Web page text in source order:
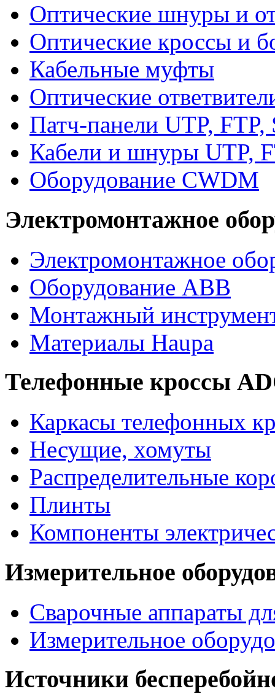
Оптические шнуры и
Оптические кроссы и
Кабельные муфты
Оптические
Патч-панели UTP, FTP,
Кабели и шнуры UTP,
Оборудование CWDM
Электромонтажное
Электромонтажное
Оборудование ABB
Монтажный
Материалы Haupa
Телефонные кроссы
Каркасы телефонных
Несущие, хомуты
Распределительные
Плинты
Компоненты
Измерительное
Сварочные аппараты
Измерительное
Источники